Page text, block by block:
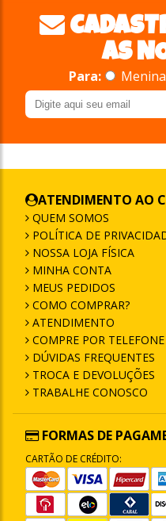
AS
Para: Menina
ATENDIMENTO AO
QUEM SOMOS
POLÍTICA DE
NOSSA LOJA FÍSICA
MINHA CONTA
MEUS PEDIDOS
COMO COMPRAR?
ATENDIMENTO
COMPRE POR TELEFONE
DÚVIDAS FREQUENTES
TROCA E DEVOLUÇÕES
TRABALHE CONOSCO
FORMAS DE
CARTÃO DE CRÉDITO: